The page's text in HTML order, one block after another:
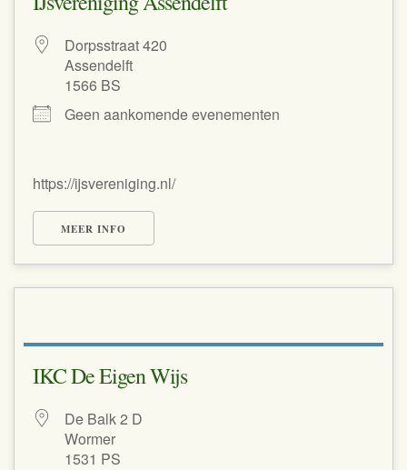
Dorpsstraat 420
Assendelft
1566 BS
Geen aankomende evenementen
https://ijsvereniging.nl/
MEER INFO
IKC De Eigen Wijs
De Balk 2 D
Wormer
1531 PS